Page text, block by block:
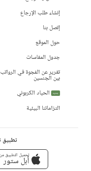
إنشاء طلب الإرجاع
إتصل بنا
حول الموقع
جدول المقاسات
تقرير عن الفجوة في الرواتب
بين الجنسين
جديد
الحياد الكربوني
التزاماتنا البيئية
تطبيق
تحميل التطبيق من
أبل ستور